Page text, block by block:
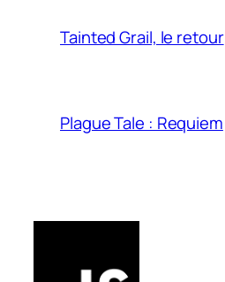
Tainted Grail, le retour
Plague Tale : Requiem